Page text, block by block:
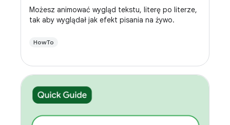
Możesz animować wygląd tekstu, literę po literze,
tak aby wyglądał jak efekt pisania na żywo.
HowTo